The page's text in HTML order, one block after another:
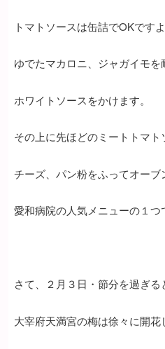
トマトソースは缶詰でOKですよ
ゆでたマカロニ、ジャガイモを
ホワイトソースをかけます。
その上に先ほどのミートトマト
チーズ、パン粉をふってオーブ
愛和病院の人気メニューの１つ
さて、２月３日・節分を過ぎる
大宰府天満宮の梅は徐々に開花